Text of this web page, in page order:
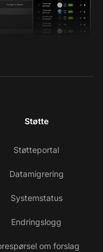
Støtte
Støtteportal
Datamigrering
Systemstatus
Endringslogg
om forslag